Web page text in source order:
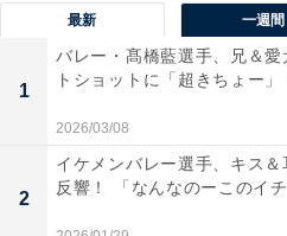
最新 一週間
1
バレー・髙橋藍選手、兄＆
トショットに「超きちょー
2026/03/08
2
イケメンバレー選手、キス
反響！ 「なんなのーこのイ